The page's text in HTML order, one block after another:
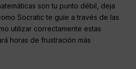
son tu punto débil, deja
Socratic te guíe a través de las
utilizar correctamente estas
horas de frustración más